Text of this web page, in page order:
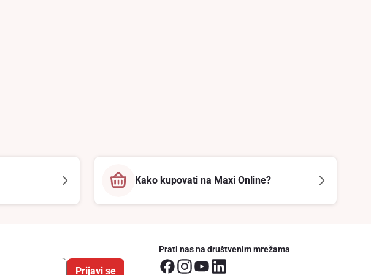
Kako kupovati na Maxi Online?
Prijavi se
Prati nas na društvenim mrežama